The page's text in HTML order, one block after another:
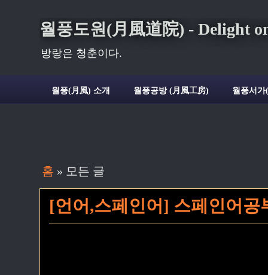
월풍도원(月風道院) - Delight
방랑은 청춘이다.
월풍(月風) 소개 월풍공방 (月風工房) 월풍서
홈 » 모든 글
[언어,스페인어] 스페인어공